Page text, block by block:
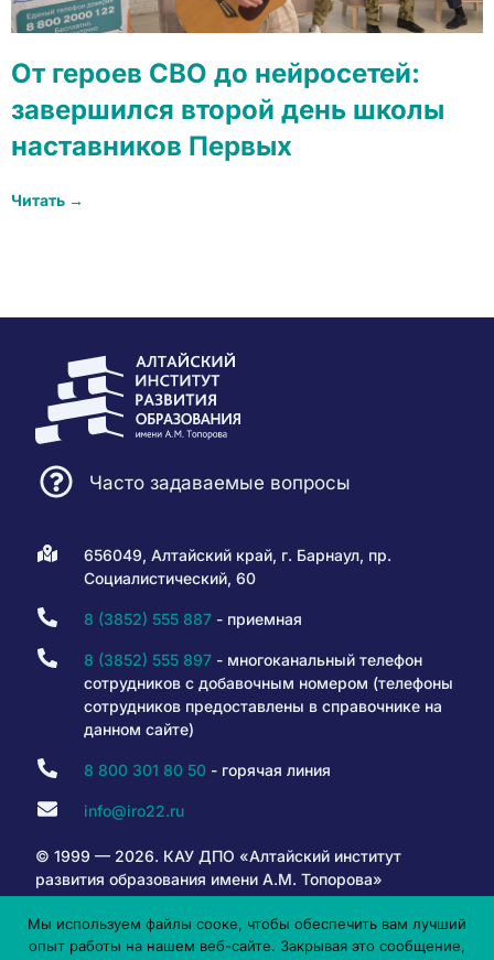
От героев СВО до нейросетей:
завершился второй день школы
наставников Первых
Читать →
Часто задаваемые вопросы
656049, Алтайский край, г. Барнаул, пр.
Социалистический, 60
8 (3852) 555 887- приемная
8 (3852) 555 897- многоканальный телефон
сотрудников с добавочным номером (телефоны
сотрудников предоставлены в справочнике на
данном сайте)
8 800 301 80 50- горячая линия
info@iro22.ru
© 1999 — 2026. КАУ ДПО «Алтайский институт
развития образования имени А.М. Топорова»
6+
Мы используем файлы сооке, чтобы обеспечить вам лучший
опыт работы на нашем веб-сайте. Закрывая это сообщение,